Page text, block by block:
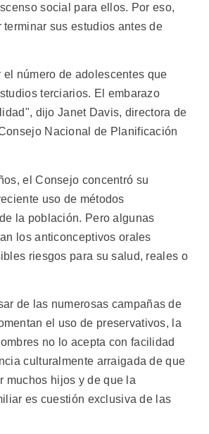
social para ellos. Por eso,
terminar sus estudios antes de
el número de adolescentes que
terciarios. El embarazo
dijo Janet Davis, directora de
Nacional de Planificación
el Consejo concentró su
uso de métodos
la población. Pero algunas
los anticonceptivos orales
riesgos para su salud, reales o
de las numerosas campañas de
el uso de preservativos, la
no lo acepta con facilidad
culturalmente arraigada de que
muchos hijos y de que la
es cuestión exclusiva de las